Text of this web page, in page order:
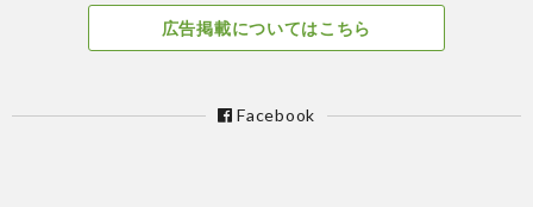
広告掲載についてはこちら
Facebook